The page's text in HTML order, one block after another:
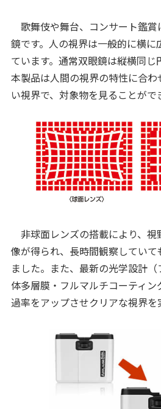
歌舞伎や舞台、コンサート鑑
鏡です。人の視界は一般的に横に
ています。通常双眼鏡は縦横同じ
本製品は人間の視界の特性に合
い視界で、対象物を見ることがで
非球面レンズの搭載により、視
像が得られ、長時間観察していて
ました。また、最新の光学設計
体多層膜・フルマルチコーティ
過率をアップさせクリアな視界を